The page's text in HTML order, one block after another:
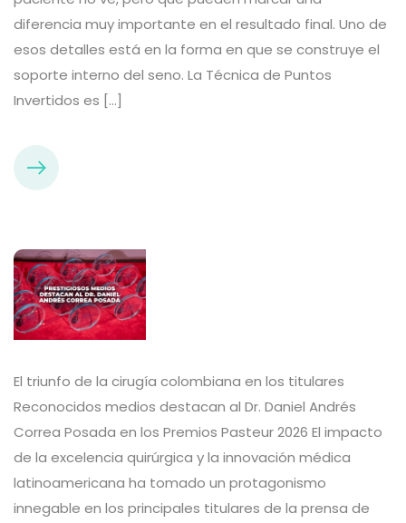
diferencia muy importante en el resultado final. Uno de
esos detalles está en la forma en que se construye el
soporte interno del seno. La Técnica de Puntos
Invertidos es […]
El triunfo de la cirugía colombiana en los titulares
Reconocidos medios destacan al Dr. Daniel Andrés
Correa Posada en los Premios Pasteur 2026 El impacto
de la excelencia quirúrgica y la innovación médica
latinoamericana ha tomado un protagonismo
innegable en los principales titulares de la prensa de